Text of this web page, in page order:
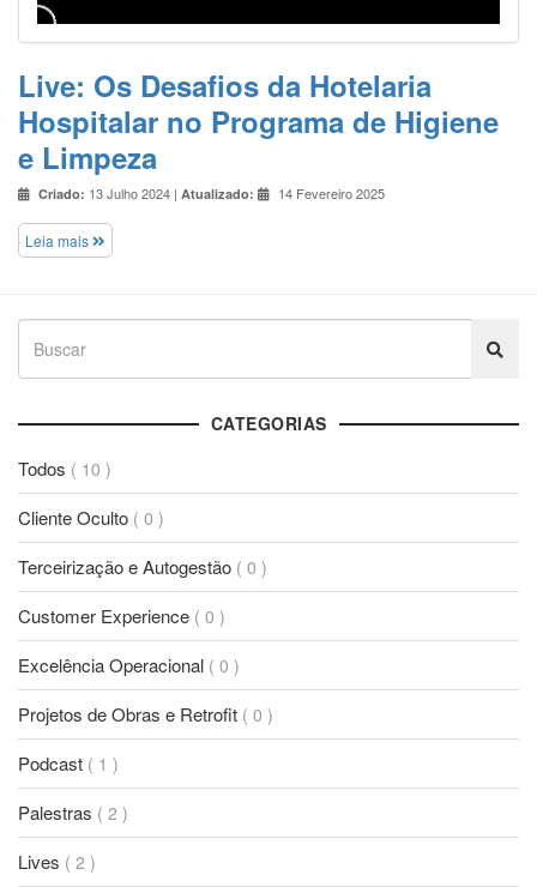
Live: Os Desafios da Hotelaria
Hospitalar no Programa de Higiene
e Limpeza
Criado: 13 Julho 2024 | Atualizado: 14 Fevereiro 2025
Leia mais
CATEGORIAS
Todos ( 10 )
Cliente Oculto ( 0 )
Terceirização e Autogestão ( 0 )
Customer Experience ( 0 )
Excelência Operacional ( 0 )
Projetos de Obras e Retrofit ( 0 )
Podcast ( 1 )
Palestras ( 2 )
Lives ( 2 )